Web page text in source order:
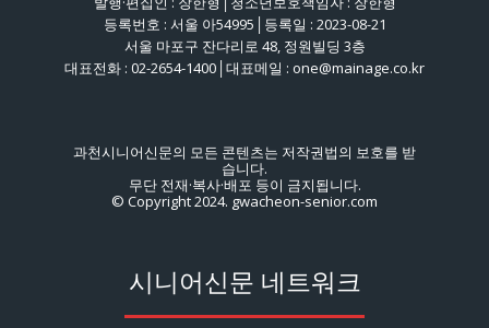
등록번호 : 서울 아54995│등록일 : 2023-08-21
서울 마포구 잔다리로 48, 정원빌딩 3층
대표전화 : 02-2654-1400│대표메일 : one@mainage.co.kr
과천시니어신문의 모든 콘텐츠는 저작권법의 보호를 받
습니다.
무단 전재·복사·배포 등이 금지됩니다.
© Copyright 2024. gwacheon-senior.com
시니어신문 네트워크